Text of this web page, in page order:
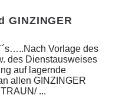
GINZINGER
Vorlage des
des Dienstausweises
auf lagernde
allen GINZINGER
...